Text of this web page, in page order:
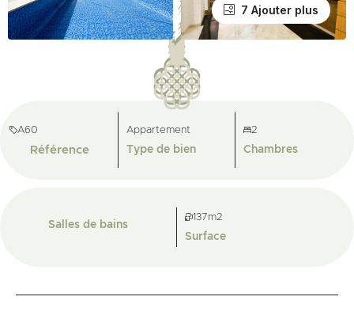
7 Ajouter plus
A60
Référence
Appartement
Type de bien
2
Chambres
Salles de bains
137m2
Surface